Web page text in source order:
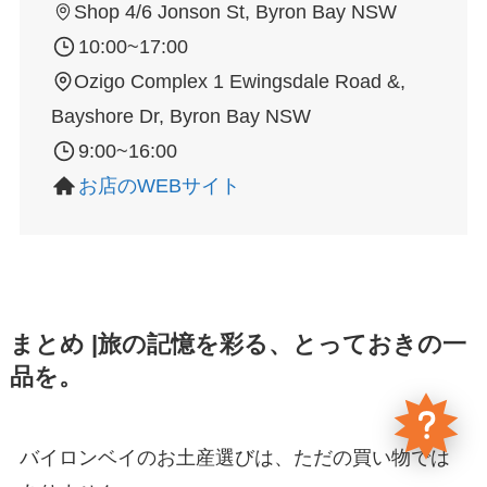
Shop 4/6 Jonson St, Byron Bay NSW
10:00~17:00
Ozigo Complex 1 Ewingsdale Road &,
Bayshore Dr, Byron Bay NSW
9:00~16:00
お店のWEBサイト
まとめ |旅の記憶を彩る、とっておきの一
品を。
バイロンベイのお土産選びは、ただの買い物では